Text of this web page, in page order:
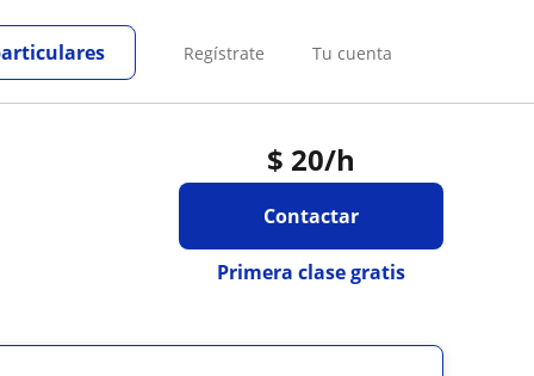
Regístrate Tu cuenta
$ 20/h
Contactar
Primera clase gratis